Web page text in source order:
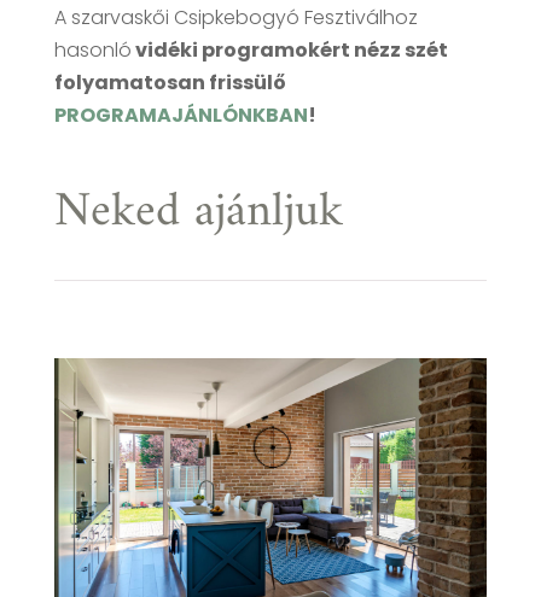
A szarvaskői Csipkebogyó Fesztiválhoz
hasonlóvidéki programokért nézz szét
folyamatosan frissülő
PROGRAMAJÁNLÓNKBAN!
Neked ajánljuk